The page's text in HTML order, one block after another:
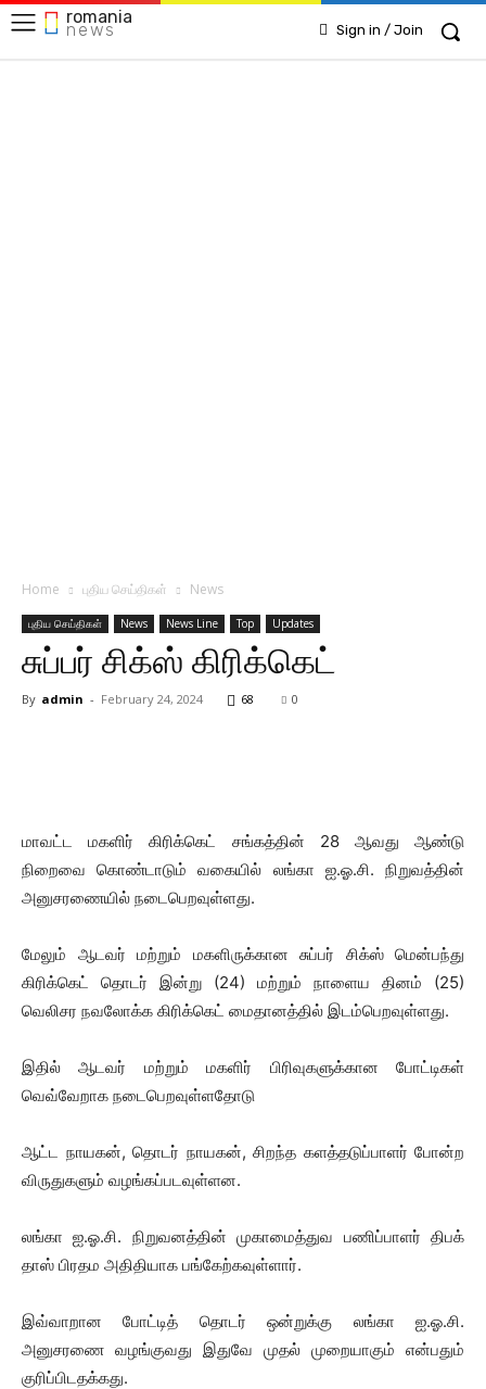
romania
news Sign in / Join
Home புதிய செய்திகள் News
புதிய செய்திகள் News News Line Top Updates
சுப்பர் சிக்ஸ் கிரிக்கெட்
By admin - February 24, 2024 68 0
மாவட்ட மகளிர் கிரிக்கெட் சங்கத்தின் 28 ஆவது ஆண்டு
நிறைவை கொண்டாடும் வகையில் லங்கா ஐ.ஓ.சி. நிறுவத்தின்
அனுசரணையில் நடைபெறவுள்ளது.
மேலும் ஆடவர் மற்றும் மகளிருக்கான சுப்பர் சிக்ஸ் மென்பந்து
கிரிக்கெட் தொடர் இன்று (24) மற்றும் நாளைய தினம் (25)
வெலிசர நவலோக்க கிரிக்கெட் மைதானத்தில் இடம்பெறவுள்ளது.
இதில் ஆடவர் மற்றும் மகளிர் பிரிவுகளுக்கான போட்டிகள்
வெவ்வேறாக நடைபெறவுள்ளதோடு
ஆட்ட நாயகன், தொடர் நாயகன், சிறந்த களத்தடுப்பாளர் போன்ற
விருதுகளும் வழங்கப்படவுள்ளன.
லங்கா ஐ.ஓ.சி. நிறுவனத்தின் முகாமைத்துவ பணிப்பாளர் திபக்
தாஸ் பிரதம அதிதியாக பங்கேற்கவுள்ளார்.
இவ்வாறான போட்டித் தொடர் ஒன்றுக்கு லங்கா ஐ.ஓ.சி.
அனுசரணை வழங்குவது இதுவே முதல் முறையாகும் என்பதும்
குரிப்பிடதக்கது.